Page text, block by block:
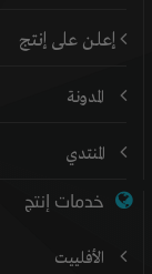
إعلن على إنتج
المدونة
المنتدي
خدمات إنتج
الأفلييت